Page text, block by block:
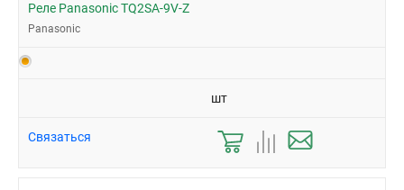
Реле Panasonic TQ2SA-9V-Z
Panasonic
шт
Связаться